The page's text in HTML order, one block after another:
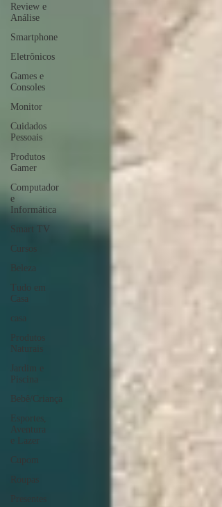
Review e
Análise
Smartphone
Eletrônicos
Games e
Consoles
Monitor
Cuidados
Pessoais
Produtos
Gamer
Computador
e
Informática
Smart TV
Cursos
Beleza
Tudo em
Casa
Naturais
Jardim e
Piscina
Bebê/Criança
Esportes,
Aventura
e Lazer